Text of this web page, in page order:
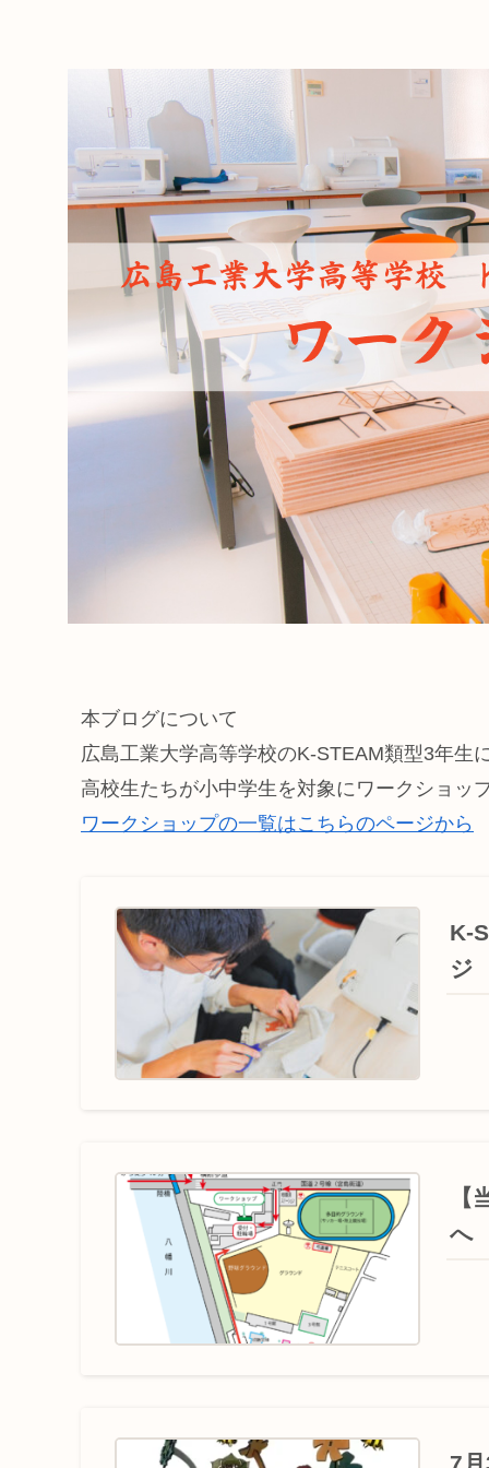
本ブログについて
広島工業大学高等学校のK-STEAM類型3年生
高校生たちが小中学生を対象にワークショッ
ワークショップの一覧はこちらのページから
K-
ジ
へ